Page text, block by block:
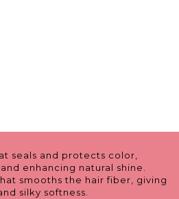
seals and protects color,
enhancing natural shine.
smooths the hair fiber, giving
silky softness.